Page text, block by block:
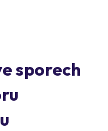
sporech